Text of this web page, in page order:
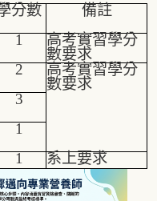
分數
備註
1
高考實習學分
數要求
2
高考實習學分
數要求
3
1
1 系上要求